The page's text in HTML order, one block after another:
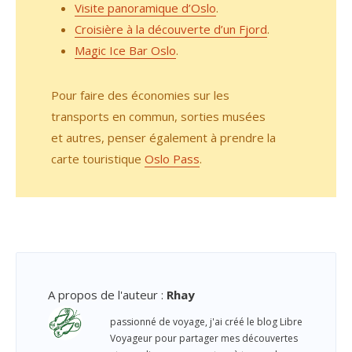
Visite panoramique d’Oslo.
Croisière à la découverte d’un Fjord.
Magic Ice Bar Oslo.
Pour faire des économies sur les
transports en commun, sorties musées
et autres, penser également à prendre la
carte touristique Oslo Pass.
A propos de l'auteur : Rhay
passionné de voyage, j'ai créé le blog Libre
Voyageur pour partager mes découvertes